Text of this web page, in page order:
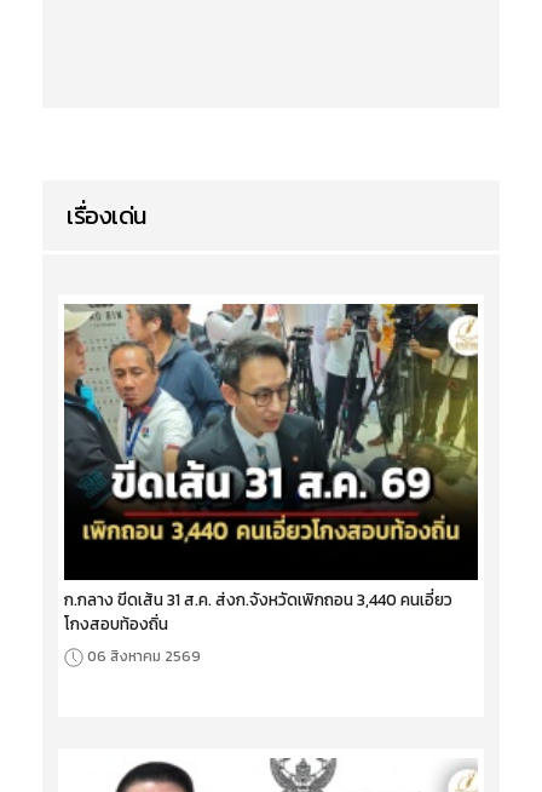
เรื่องเด่น
ก.กลาง ขีดเส้น 31 ส.ค. ส่งก.จังหวัดเพิกถอน 3,440 คนเอี่ยว
โกงสอบท้องถิ่น
06 สิงหาคม 2569